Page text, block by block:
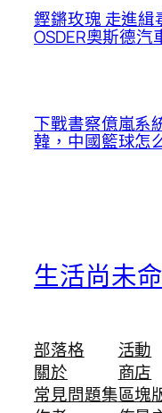
鏗鏘玫瑰 走進
OSDER奧斯德
下戰書察億嵐系
韓，中國籃球怎
生活尚未
部落格
關於
常見問題集
活動
商店
區塊